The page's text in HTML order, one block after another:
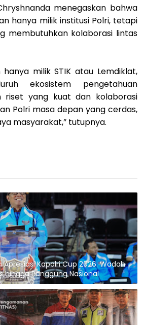
menegaskan bahwa
hanya milik institusi Polri, tetapi
membutuhkan kolaborasi lintas
hanya milik STIK atau Lemdiklat,
ekosistem pengetahuan
riset yang kuat dan kolaborasi
Polri masa depan yang cerdas,
masyarakat,” tutupnya.
Apresiasi Kapolri Cup 2026: Wadah
hingga Panggung Nasional